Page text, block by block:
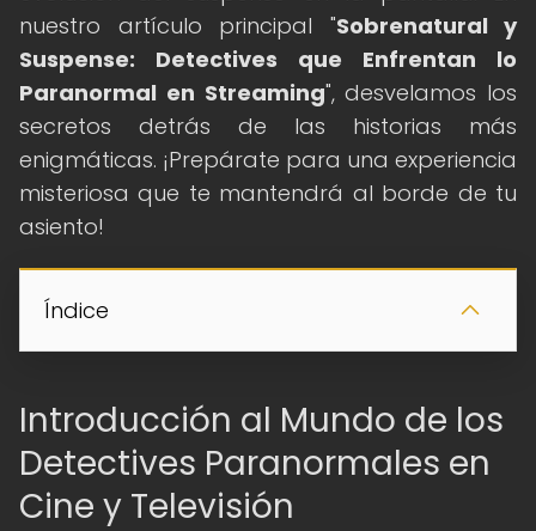
nuestro artículo principal "Sobrenatural y
Suspense: Detectives que Enfrentan lo
Paranormal en Streaming", desvelamos los
secretos detrás de las historias más
enigmáticas. ¡Prepárate para una experiencia
misteriosa que te mantendrá al borde de tu
asiento!
Índice
Introducción al Mundo de los
Detectives Paranormales en
Cine y Televisión